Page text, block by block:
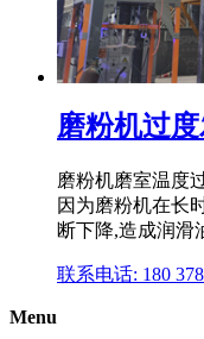
磨粉机过
磨粉机磨室温度
因为磨粉机在长
断下降,造成润滑
联系电话: 180
Menu